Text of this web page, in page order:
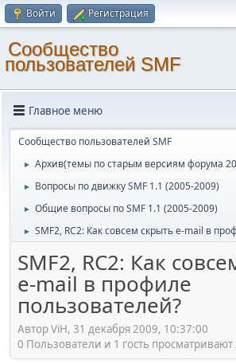
Войти Регистрация
Cообщество
пользователей SMF
Главное меню
Cообщество пользователей SMF
► Архив(темы по старым версиям форума
► Вопросы по движку SMF 1.1 (2005-2009)
► Общие вопросы по SMF 1.1 (2005-2009)
► SMF2, RC2: Как совсем скрыть e-mail в
SMF2, RC2: Как
e-mail в профиле
пользователей?
Автор ViH, 31 декабря 2009, 10:37:00
0 Пользователи и 1 гость просматривают